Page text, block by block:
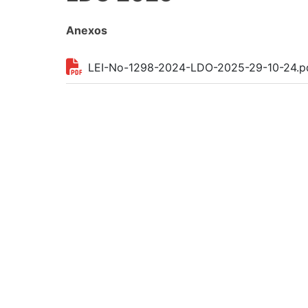
Anexos
LEI-No-1298-2024-LDO-2025-29-10-